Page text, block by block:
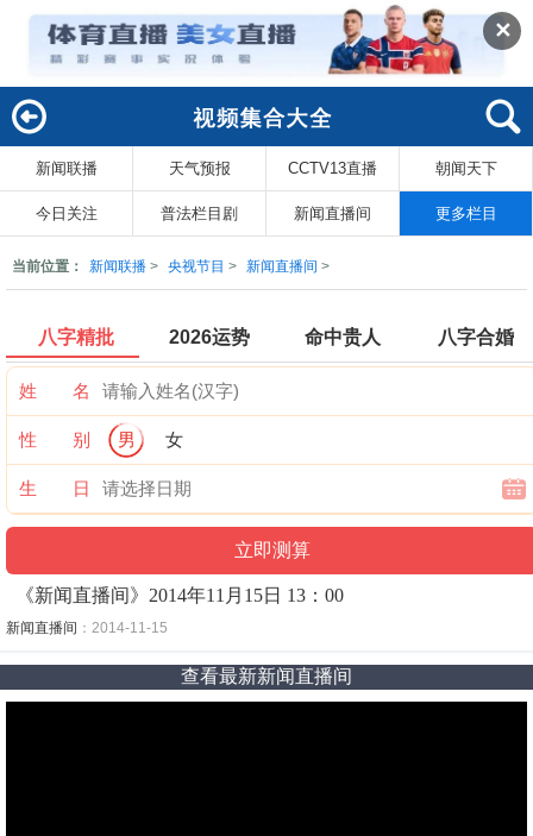
✕
索
新闻联播 天气预报 CCTV13直播 朝闻天下
今日关注 普法栏目剧 新闻直播间 更多栏目
当前位置： 新闻联播 > 央视节目 > 新闻直播间 >
八字精批 2026运势 命中贵人 八字合婚
姓 名
性 别 男 女
生 日
《新闻直播间》2014年11月15日 13：00
新闻直播间 ：2014-11-15
查看最新新闻直播间